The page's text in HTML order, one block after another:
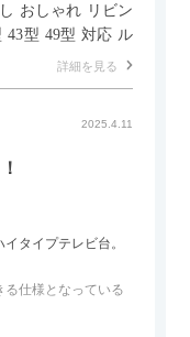
おしゃれ リビン
43型 49型 対応 ル
詳細を見る
2025.4.11
タイプテレビ台。
る仕様となっている